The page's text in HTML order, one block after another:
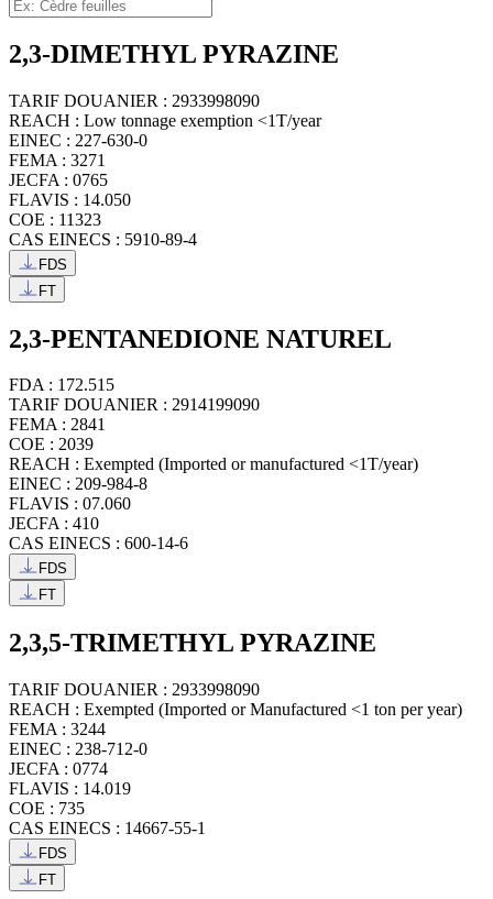
2,3-DIMETHYL PYRAZINE
TARIF DOUANIER : 2933998090
REACH : Low tonnage exemption <1T/year
EINEC : 227-630-0
FEMA : 3271
JECFA : 0765
FLAVIS : 14.050
COE : 11323
CAS EINECS : 5910-89-4
FDS
FT
2,3-PENTANEDIONE NATUREL
FDA : 172.515
TARIF DOUANIER : 2914199090
FEMA : 2841
COE : 2039
REACH : Exempted (Imported or manufactured <1T/year)
EINEC : 209-984-8
FLAVIS : 07.060
JECFA : 410
CAS EINECS : 600-14-6
FDS
FT
2,3,5-TRIMETHYL PYRAZINE
TARIF DOUANIER : 2933998090
REACH : Exempted (Imported or Manufactured <1 ton per year)
FEMA : 3244
EINEC : 238-712-0
JECFA : 0774
FLAVIS : 14.019
COE : 735
CAS EINECS : 14667-55-1
FDS
FT